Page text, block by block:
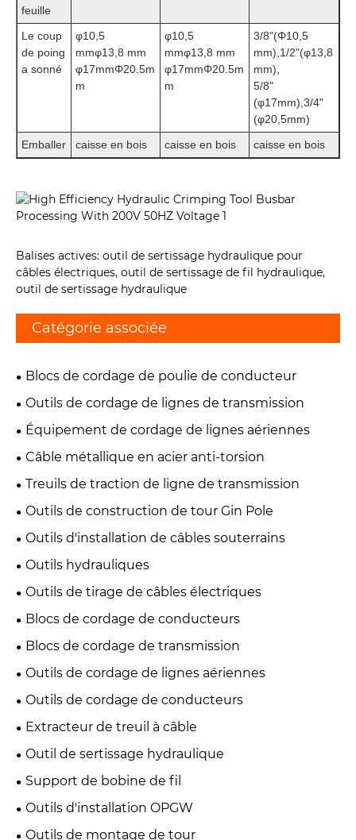
feuille
Le coup
de poing
a sonné
φ10,5
mmφ13,8 mm
φ17mmΦ20.5m
m
φ10,5
mmφ13,8 mm
φ17mmΦ20.5m
m
3/8"(Φ10,5
mm),1/2"(φ13,8
mm),
5/8"
(φ17mm),3/4"
(φ20,5mm)
Emballer
caisse en bois caisse en bois caisse en bois
Balises actives: outil de sertissage hydraulique pour
câbles électriques, outil de sertissage de fil hydraulique,
outil de sertissage hydraulique
Catégorie associée
Blocs de cordage de poulie de conducteur
Outils de cordage de lignes de transmission
Équipement de cordage de lignes aériennes
Câble métallique en acier anti-torsion
Treuils de traction de ligne de transmission
Outils de construction de tour Gin Pole
Outils d'installation de câbles souterrains
Outils hydrauliques
Outils de tirage de câbles électriques
Blocs de cordage de conducteurs
Blocs de cordage de transmission
Outils de cordage de lignes aériennes
Outils de cordage de conducteurs
Extracteur de treuil à câble
Outil de sertissage hydraulique
Support de bobine de fil
Outils d'installation OPGW
Outils de montage de tour